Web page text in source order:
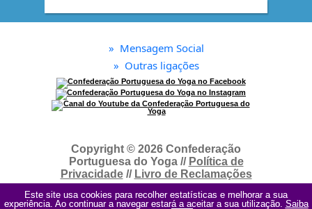
Este site usa cookies para recolher estatísticas e melhorar a sua
experiência. Ao continuar a navegar estará a aceitar a sua utilização. Saiba
» Mensagem Social
» Outras ligações
Copyright © 2026 Confederação
Portuguesa do Yoga // Política de
Privacidade// Livro de Reclamações
Este site usa cookies para recolher estatísticas e melhorar a sua
experiência. Ao continuar a navegar estará a aceitar a sua utilização. Saiba